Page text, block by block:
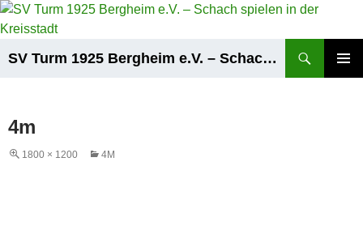
Zum
Inhalt
SV Turm 1925 Bergheim e.V. – Schach spielen in der Kreisstadt
4m
1800 × 1200 4M